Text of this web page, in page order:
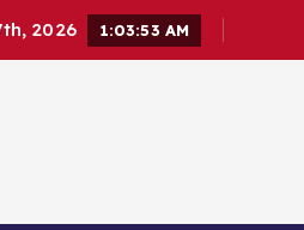
2026 1:03:54 AM